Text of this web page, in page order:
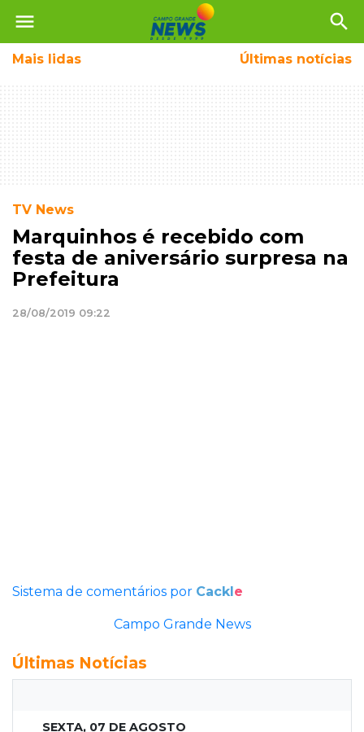
menu search
Mais lidas Últimas notícias
TV News
Marquinhos é recebido com
festa de aniversário surpresa na
Prefeitura
28/08/2019 09:22
Sistema de comentários por Cackle
Campo Grande News
Últimas Notícias
SEXTA, 07 DE AGOSTO